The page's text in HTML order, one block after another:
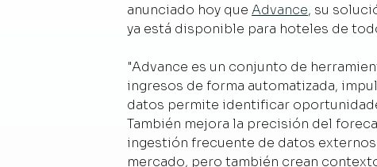
anunciado hoy que Advance, su
ya está disponible para hoteles de
"Advance es un conjunto de
ingresos de forma automatizada,
datos permite identificar
También mejora la precisión del
ingestión frecuente de datos
mercado, pero también crean